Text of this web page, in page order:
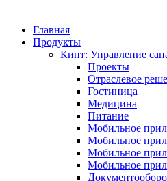
Главная
Продукты
Кинт: Управление
Проекты
Отраслевое
Гостиница
Медицина
Питание
Мобильное
Мобильное
Мобильное
Мобильное